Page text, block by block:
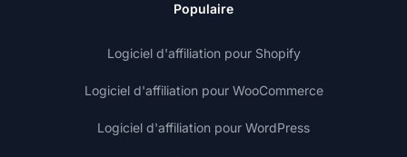
Populaire
Logiciel d'affiliation pour Shopify
Logiciel d'affiliation pour WooCommerce
Logiciel d'affiliation pour WordPress